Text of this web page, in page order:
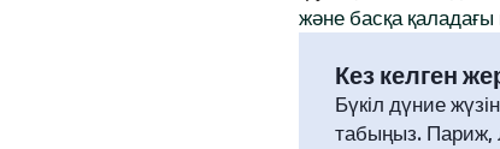
және басқа қаладағы
Кез келген
Бүкіл дүние
табыңыз. Париж,